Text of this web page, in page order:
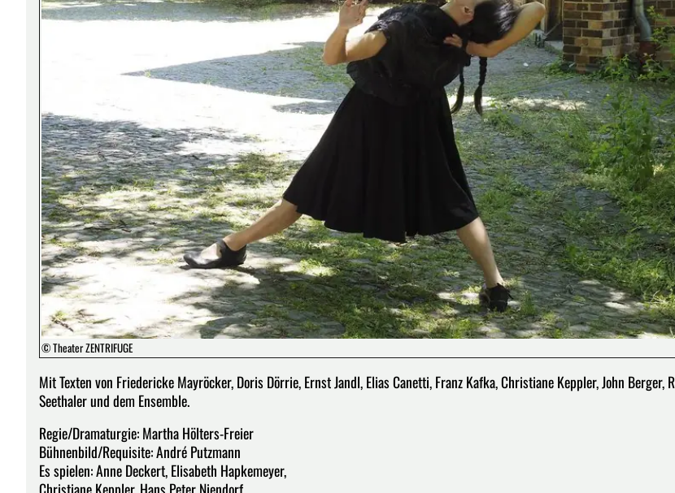
© Theater ZENTRIFUGE
Mit Texten von Friedericke Mayröcker, Doris Dörrie, Ernst Jandl, Elias Canetti, Franz Kafka, Christiane Keppler, John Berger,
Seethaler und dem Ensemble.
Regie/Dramaturgie: Martha Hölters-Freier
Bühnenbild/Requisite: André Putzmann
Es spielen: Anne Deckert, Elisabeth Hapkemeyer,